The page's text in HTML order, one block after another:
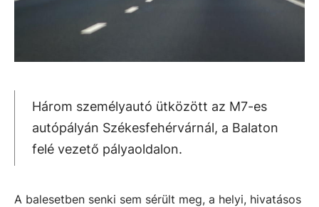
Három személyautó ütközött az M7-es
autópályán Székesfehérvárnál, a Balaton
felé vezető pályaoldalon.
A balesetben senki sem sérült meg, a helyi, hivatásos